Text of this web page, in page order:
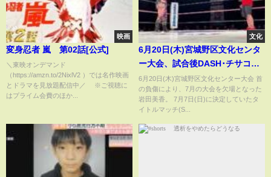
映画
変身忍者 嵐 第02話[公式]
＼東映オンデマンド
（https://amzn.to/2NixlV2 ）では名作映画
とドラマを見放題配信中／ ※ご視聴に
はプライム会費のほか...
文化
6月20日(木)宮城野区文化センタ
ー大会、試合後DASH･チサコの
挑戦表明！
6月20日(木)宮城野区文化センター大会 首
の負傷により、7月の大会を欠場となった
岩田美香。 7月7日(日)に決定していたタ
イトルマッチ(S...